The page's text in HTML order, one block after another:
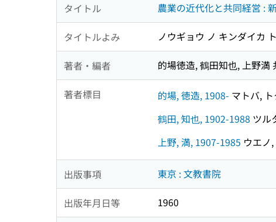
タイトル 農業の近代化と共同経営 :
タイトルよみ ノウギョウ ノ キンダイカ
著者・編者 的場徳造, 鶴田知也, 上野満
著者標目 的場, 徳造, 1908- マトバ,
鶴田, 知也, 1902-1988 ツル
上野, 満, 1907-1985 ウエノ
出版事項 東京 : 文教書院
出版年月日等 1960